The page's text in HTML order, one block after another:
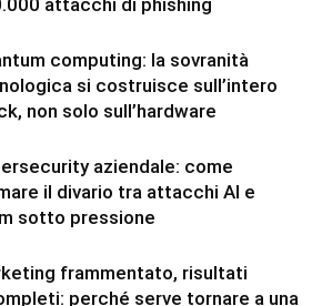
computing: la sovranità
si costruisce sull’intero
non solo sull’hardware
aziendale: come
il divario tra attacchi AI e
sotto pressione
frammentato, risultati
perché serve tornare a una